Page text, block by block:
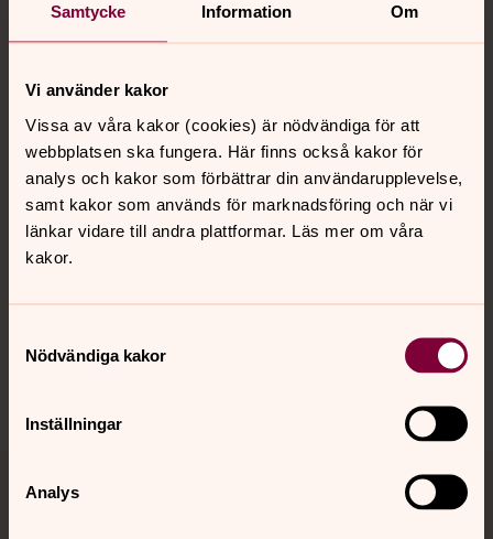
Samtycke Information Om
Vi använder kakor
Vissa av våra kakor (cookies) är nödvändiga för att
webbplatsen ska fungera. Här finns också kakor för
analys och kakor som förbättrar din användarupplevelse,
samt kakor som används för marknadsföring och när vi
länkar vidare till andra plattformar. Läs mer om våra
kakor.
Nödvändiga kakor
Inställningar
Analys
Kontakt
Kalender
Hitta snabbt
Jourhavande präst